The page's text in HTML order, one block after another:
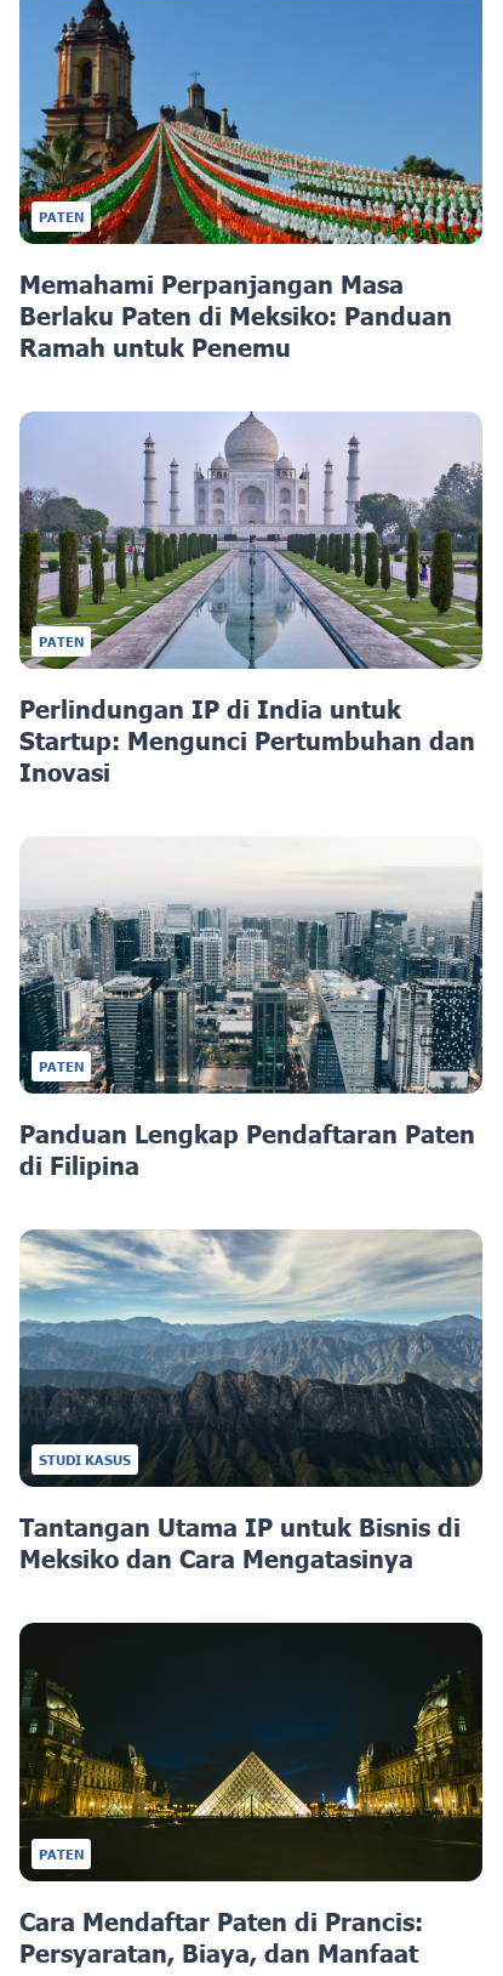
PATEN
Memahami Perpanjangan Masa
Berlaku Paten di Meksiko: Panduan
Ramah untuk Penemu
PATEN
Perlindungan IP di India untuk
Startup: Mengunci Pertumbuhan dan
Inovasi
PATEN
Panduan Lengkap Pendaftaran Paten
di Filipina
STUDI KASUS
Tantangan Utama IP untuk Bisnis di
Meksiko dan Cara Mengatasinya
PATEN
Cara Mendaftar Paten di Prancis:
Persyaratan, Biaya, dan Manfaat